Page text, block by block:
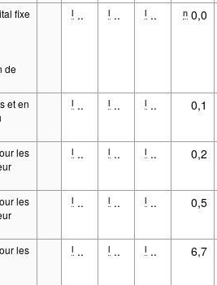
fixe
de
l .. l .. l .. n 0,0
et en
l .. l .. l .. 0,1
les
l .. l .. l .. 0,2
les
l .. l .. l .. 0,5
les
l .. l .. l .. 6,7